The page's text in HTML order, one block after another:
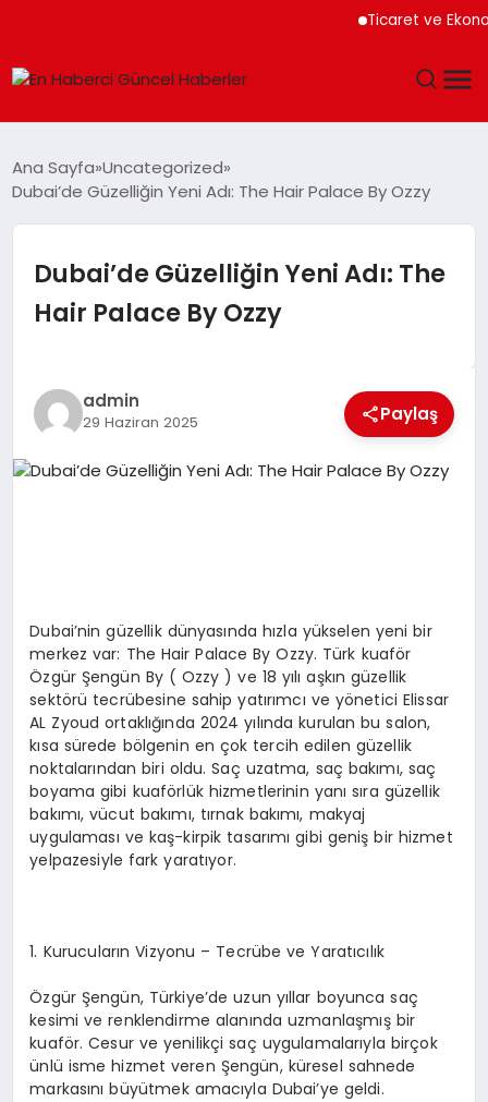
Ticaret ve Ekonomik
SAĞLIK
TEKNOLOJI
DÜNYA
Ana Sayfa Uncategorized
Dubai’de Güzelliğin Yeni Adı: The Hair Palace By Ozzy
Dubai’de Güzelliğin Yeni Adı: The
Hair Palace By Ozzy
admin
29 Haziran 2025 Paylaş
Dubai’nin güzellik dünyasında hızla yükselen yeni bir
merkez var: The Hair Palace By Ozzy. Türk kuaför
Özgür Şengün By ( Ozzy ) ve 18 yılı aşkın güzellik
sektörü tecrübesine sahip yatırımcı ve yönetici Elissar
AL Zyoud ortaklığında 2024 yılında kurulan bu salon,
kısa sürede bölgenin en çok tercih edilen güzellik
noktalarından biri oldu. Saç uzatma, saç bakımı, saç
boyama gibi kuaförlük hizmetlerinin yanı sıra güzellik
bakımı, vücut bakımı, tırnak bakımı, makyaj
uygulaması ve kaş-kirpik tasarımı gibi geniş bir hizmet
yelpazesiyle fark yaratıyor.
1.⁠ ⁠Kurucuların Vizyonu – Tecrübe ve Yaratıcılık
Özgür Şengün, Türkiye’de uzun yıllar boyunca saç
kesimi ve renklendirme alanında uzmanlaşmış bir
kuaför. Cesur ve yenilikçi saç uygulamalarıyla birçok
ünlü isme hizmet veren Şengün, küresel sahnede
markasını büyütmek amacıyla Dubai’ye geldi.